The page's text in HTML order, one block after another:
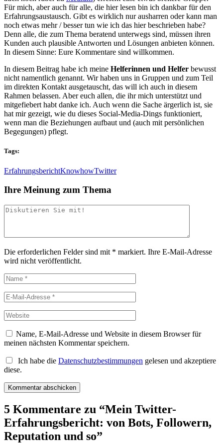
Für mich, aber auch für alle, die hier lesen bin ich dankbar für den
Erfahrungsaustausch. Gibt es wirklich nur ausharren oder kann man
noch etwas mehr / besser tun wie ich das hier beschrieben habe?
Denn alle, die zum Thema beratend unterwegs sind, müssen ihren
Kunden auch plausible Antworten und Lösungen anbieten können.
In diesem Sinne: Eure Kommentare sind willkommen.
In diesem Beitrag habe ich meine Helferinnen und Helfer bewusst
nicht namentlich genannt. Wir haben uns in Gruppen und zum Teil
im direkten Kontakt ausgetauscht, das will ich auch in diesem
Rahmen belassen. Aber euch allen, die ihr mich unterstützt und
mitgefiebert habt danke ich. Auch wenn die Sache ärgerlich ist, sie
hat mir gezeigt, wie du dieses Social-Media-Dings funktioniert,
wenn man die Beziehungen aufbaut und (auch mit persönlichen
Begegungen) pflegt.
Tags:
ErfahrungsberichtKnowhowTwitter
Ihre Meinung zum Thema
Die erforderlichen Felder sind mit * markiert. Ihre E-Mail-Adresse
wird nicht veröffentlicht.
Name, E-Mail-Adresse und Website in diesem Browser für
meinen nächsten Kommentar speichern.
Ich habe die Datenschutzbestimmungen gelesen und akzeptiere
diese.
5 Kommentare zu “Mein Twitter-
Erfahrungsbericht: von Bots, Followern,
Reputation und so”